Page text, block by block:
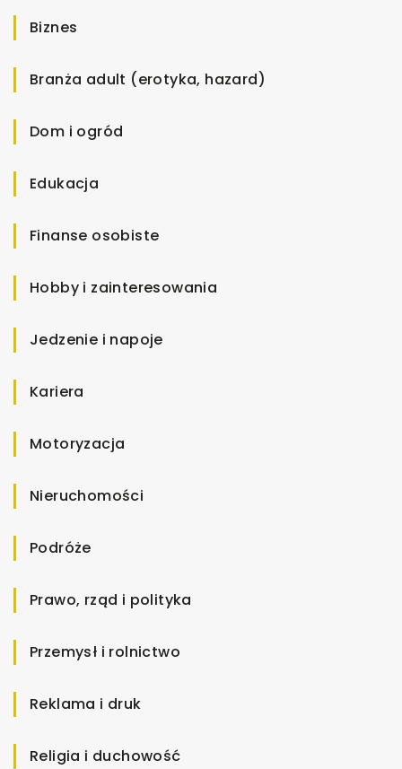
Biznes
Branża adult (erotyka, hazard)
Dom i ogród
Edukacja
Finanse osobiste
Hobby i zainteresowania
Jedzenie i napoje
Kariera
Motoryzacja
Nieruchomości
Podróże
Prawo, rząd i polityka
Przemysł i rolnictwo
Reklama i druk
Religia i duchowość